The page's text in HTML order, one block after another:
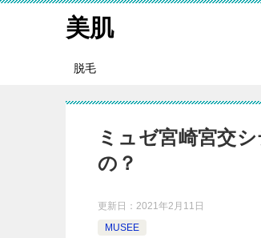
美肌
脱毛
ミュゼ宮崎宮交
の？
更新日： 2021年2月11日
MUSEE